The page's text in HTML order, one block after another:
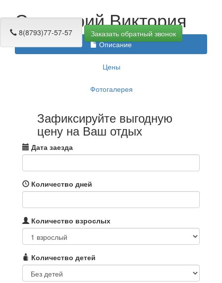
8(8793)77-57-57 Заказать обратный звонок
Санаторий Виктория
Описание
Цены
Фотогалерея
Зафиксируйте выгодную
цену на Ваш отдых
Дата заезда
Количество дней
Количество взрослых
Количество детей